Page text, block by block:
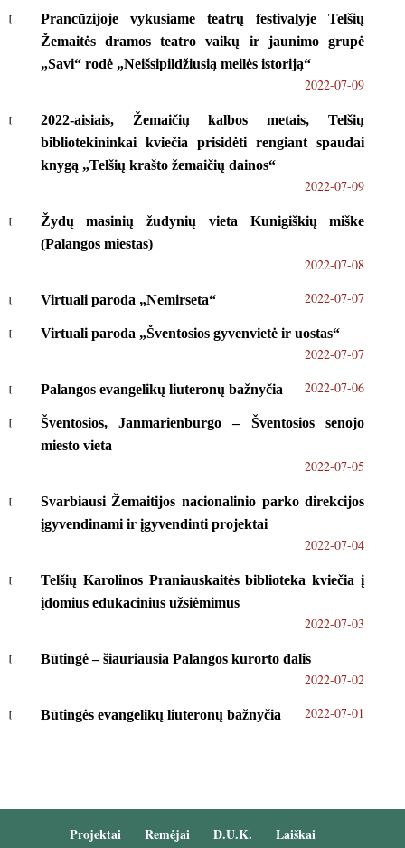
Prancūzijoje vykusiame teatrų festivalyje Telšių
Žemaitės dramos teatro vaikų ir jaunimo grupė
„Savi“ rodė „Neišsipildžiusią meilės istoriją“
2022-07-09
2022-aisiais, Žemaičių kalbos metais, Telšių
bibliotekininkai kviečia prisidėti rengiant spaudai
knygą „Telšių krašto žemaičių dainos“
2022-07-09
Žydų masinių žudynių vieta Kunigiškių miške
(Palangos miestas)
2022-07-08
Virtuali paroda „Nemirseta“ 2022-07-07
Virtuali paroda „Šventosios gyvenvietė ir uostas“
2022-07-07
Palangos evangelikų liuteronų bažnyčia 2022-07-06
Šventosios, Janmarienburgo – Šventosios senojo
miesto vieta
2022-07-05
Svarbiausi Žemaitijos nacionalinio parko direkcijos
įgyvendinami ir įgyvendinti projektai
2022-07-04
Telšių Karolinos Praniauskaitės biblioteka kviečia į
įdomius edukacinius užsiėmimus
2022-07-03
Būtingė – šiauriausia Palangos kurorto dalis
2022-07-02
Būtingės evangelikų liuteronų bažnyčia 2022-07-01
Projektai Remėjai D.U.K.
Laiškai